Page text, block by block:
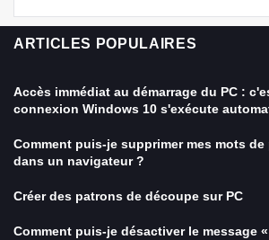
ARTICLES POPULAIRES
Accès immédiat au démarrage du PC :
connexion Windows 10 s'exécute
Comment puis-je supprimer mes mots
dans un navigateur ?
Créer des patrons de découpe sur PC
Comment puis-je désactiver le message